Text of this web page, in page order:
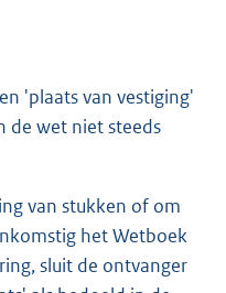
'plaats van vestiging'
de wet niet steeds
van stukken of om
het Wetboek
sluit de ontvanger